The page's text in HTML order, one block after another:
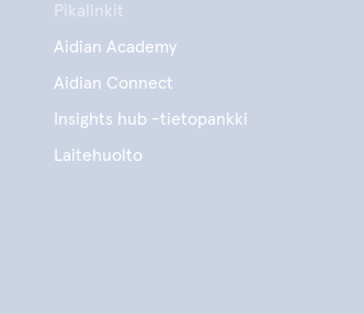
Pikalinkit
Aidian Academy
Aidian Connect
Insights hub -tietopankki
Laitehuolto